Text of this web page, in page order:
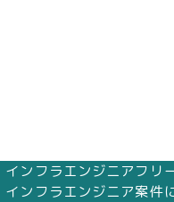
インフラエンジニアフリ
インフラエンジニア案件